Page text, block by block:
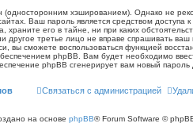
хэшированием). Однако не
Ваш пароль является средством
храните его в тайне, ни при каких
другое третье лицо не вправе спрашивать
вы сможете воспользоваться функцией
phpBB. Вам будет необходимо
phpBB сгенерирует вам новый
Связаться с администрацией
на основе phpBB® Forum Software ©